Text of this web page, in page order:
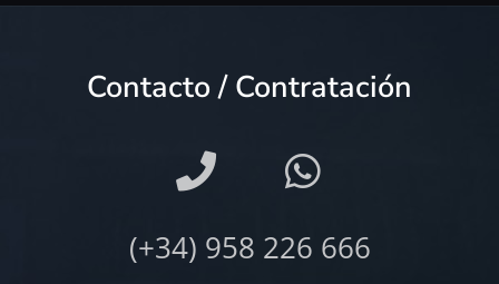
Contacto / Contratación
(+34) 958 226 666